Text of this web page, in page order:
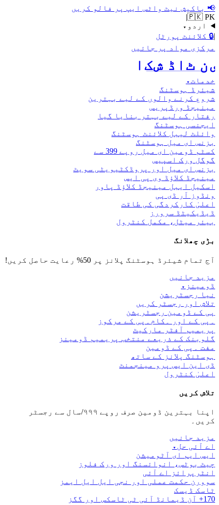
📢 باکیش نیٹ واٹس ایپ پر فالو کریں
🇵🇰 PK
|
اردو ▾
|
🔒 کلائنٹ پورٹل
مرکزی مواد پر جائیں
ڈاٹ نیٹ
خدمات▾
شیئرڈ ہوسٹنگ
شروع کرنے والوں کے لیے بہترین
مینیجڈ ورڈپریس
رفتار کے لیے بہتر بنایا گیا
ایجنسی ہوسٹنگ
وائلٹ لیبل کلائنٹ ہوسٹنگ
بزنس ای میل ہوسٹنگ
کسٹم ڈومین ای میل روپے 399 سے
گوگل ورک اسپیس
بزنس ای میل اور پروڈکٹیویٹی سویٹ
مینیجڈ کلاؤڈ وی پی ایس
اسکیل ایبل مینیجڈ کلاؤڈ پاور
ونڈوز آر ڈی پی
اعلیٰ کارکردگی کی طاقت
ڈیڈیکیٹڈ سرورز
بیئر میٹل، مکمل کنٹرول
بڑی چھلانگ
آج تمام شیئرڈ ہوسٹنگ پلانز پر 50% رعایت حاصل کریں!
مزید جانیں
ڈومینز ▾
نیا رجسٹریشن
تلاش اور رجسٹر کریں
پی کے ڈومین رجسٹریشن
۔پی کے اور ۔کام۔پی کے مرکوز
پریمیم آفٹر مارکیٹ
گلوبنک کے ذریعے منتخب پریمیم ڈومینز
مفت ۔پی کے ڈومین
ہوسٹنگ پلانز کے ساتھ
ڈی این ایس پرو مینجمنٹ
اعلیٰ کنٹرول
تلاش کریں
اپنا بہترین ڈومین صرف روپے ۹۹۹/سال سے رجسٹر
کریں۔
مزید جانیں
اے آئی حل ▾
ایس ایم ای آٹومیشن
چیٹ بوٹس، انوائسنگ اور ورک فلوز
انٹرپرائز اے آئی
سوورن حکمت عملی اور نجی ایل ایل ایمز
ٹاسک ڈیسک
170+ آن ڈیمانڈ آئی ٹی ٹاسکس اور گگز